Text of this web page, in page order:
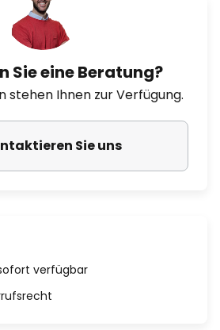
Sie eine Beratung?
stehen Ihnen zur Verfügung.
Sie uns
verfügbar